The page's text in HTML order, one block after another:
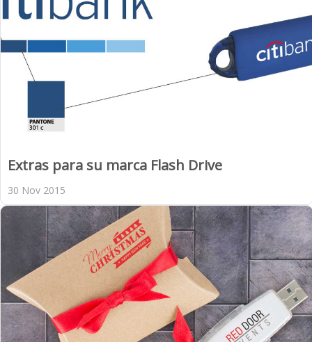
Extras para su marca Flash Drive
30 Nov 2015